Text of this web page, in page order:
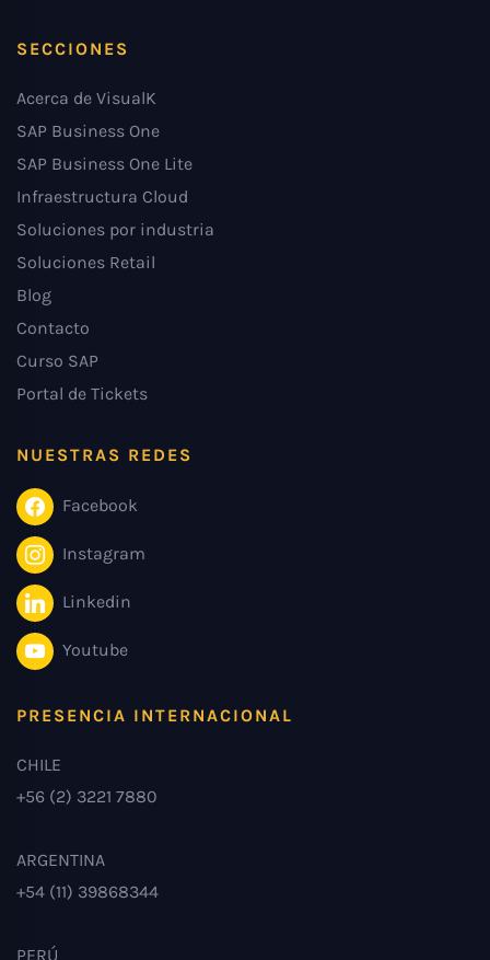
SECCIONES
Acerca de VisualK
SAP Business One
SAP Business One Lite
Infraestructura Cloud
Soluciones por industria
Soluciones Retail
Blog
Contacto
Curso SAP
Portal de Tickets
NUESTRAS REDES
Facebook
Instagram
Linkedin
Youtube
PRESENCIA INTERNACIONAL
CHILE
+56 (2) 3221 7880
ARGENTINA
+54 (11) 39868344
PERÚ